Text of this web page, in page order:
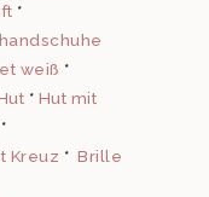
*
weiß *
* Hut mit
*
Kreuz * Brille